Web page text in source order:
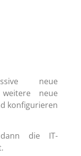
neue
neue
konfigurieren
die IT-